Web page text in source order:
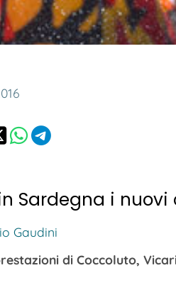
Sardegna i
Gaudini
di Coccoluto,